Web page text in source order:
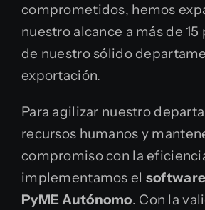
comprometidos, hemos
nuestro alcance a más de 15
de nuestro sólido
exportación.
Para agilizar nuestro
recursos humanos y
compromiso con la
implementamos el
PyME Autónomo. Con la